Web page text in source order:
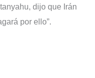
dijo que Irán
por ello”.